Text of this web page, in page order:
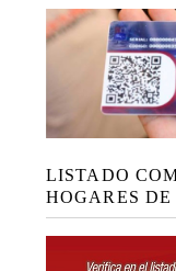
LISTADO
HOGARES